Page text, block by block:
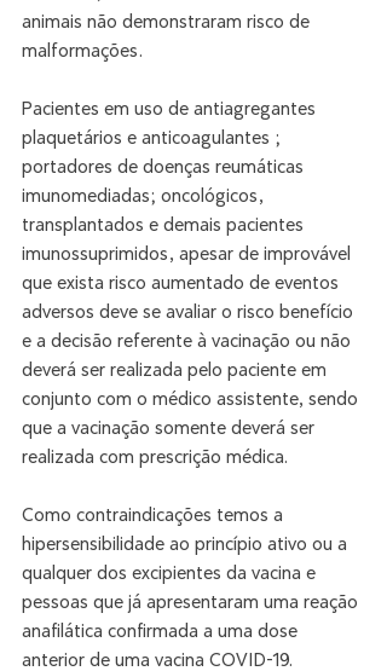
animais não demonstraram risco de
malformações.
Pacientes em uso de antiagregantes
plaquetários e anticoagulantes ;
portadores de doenças reumáticas
imunomediadas; oncológicos,
transplantados e demais pacientes
imunossuprimidos, apesar de improvável
que exista risco aumentado de eventos
adversos deve se avaliar o risco benefício
e a decisão referente à vacinação ou não
deverá ser realizada pelo paciente em
conjunto com o médico assistente, sendo
que a vacinação somente deverá ser
realizada com prescrição médica.
Como contraindicações temos a
hipersensibilidade ao princípio ativo ou a
qualquer dos excipientes da vacina e
pessoas que já apresentaram uma reação
anafilática confirmada a uma dose
anterior de uma vacina COVID-19.